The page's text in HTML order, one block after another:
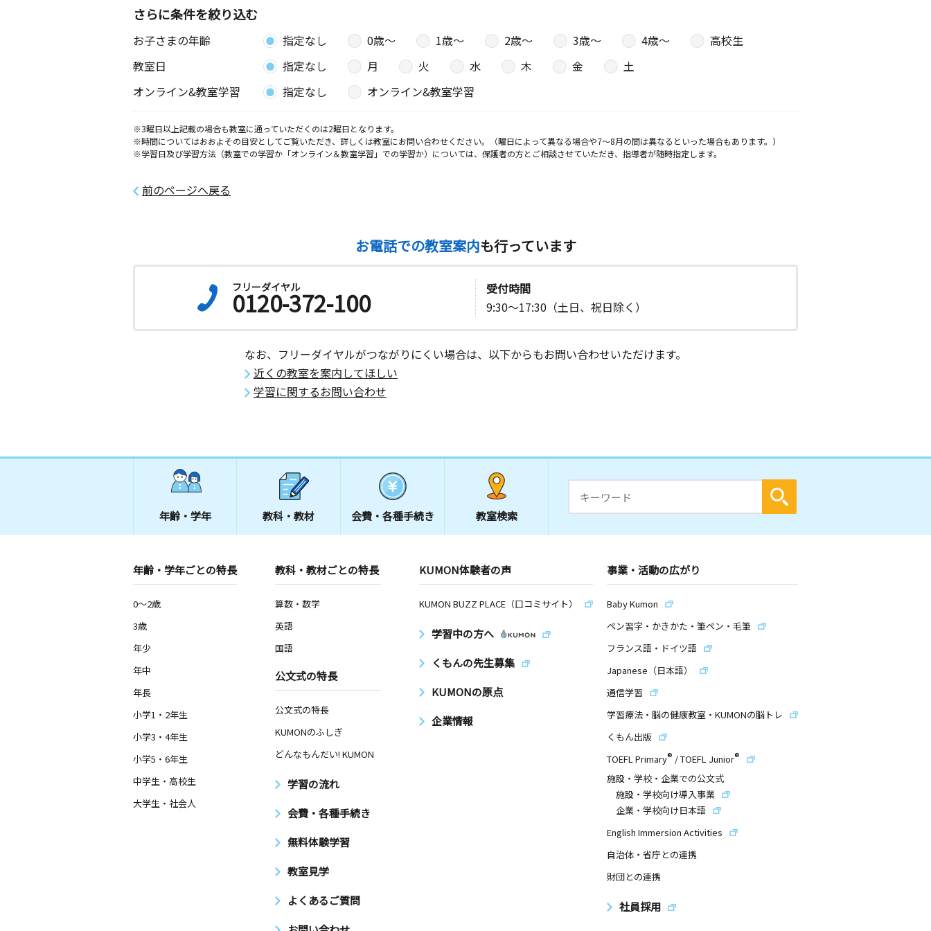
さらに条件を絞り込む
お子さまの年齢 指定なし 0歳〜 1歳〜 2歳〜 3歳〜 4歳〜
高校生
教室日
指定なし 月 火 水 木 金
土
オンライン&教室学習
指定なし オンライン&教室学習
※3曜日以上記載の場合も教室に通っていただくのは2曜日となります。
※時間についてはおおよその目安としてご覧いただき、詳しくは教室にお問い合わせください。（曜日によって異なる場合や7～8月の間は異なるといった場合もあります。）
※学習日及び学習方法（教室での学習か「オンライン＆教室学習」での学習か）については、保護者の方とご相談させていただき、指導者が随時指定します。
前のページへ戻る
お電話での教室案内も行っています
フリーダイヤル
0120-372-100
受付時間
9:30～17:30（土日、祝日除く）
なお、フリーダイヤルがつながりにくい場合は、以下からもお問い合わせいただけます。
近くの教室を案内してほしい
学習に関するお問い合わせ
年齢・学年 教科・教材 会費・ 各種手続き 教室検索
年齢・学年ごとの特長
0～2歳
3歳
年少
年中
年長
小学1・2年生
小学3・4年生
小学5・6年生
中学生・高校生
大学生・社会人
教科・教材ごとの特長
算数・数学
英語
国語
公文式の特長
公文式の特長
KUMONのふしぎ
どんなもんだい! KUMON
学習の流れ
会費・各種手続き
無料体験学習
教室見学
よくあるご質問
KUMON体験者の声
KUMON BUZZ PLACE（口コミサイト）
学習中の方へ
くもんの先生募集
KUMONの原点
企業情報
事業・活動の広がり
Baby Kumon
ペン習字・かきかた・筆ペン・毛筆
フランス語・ドイツ語
Japanese（日本語）
通信学習
学習療法・脳の健康教室・KUMONの脳トレ
くもん出版
TOEFL Primary® /TOEFL Junior®
施設・学校・企業での公文式
施設・学校向け導入事業
企業・学校向け日本語
English Immersion Activities
自治体・省庁との連携
財団との連携
社員採用